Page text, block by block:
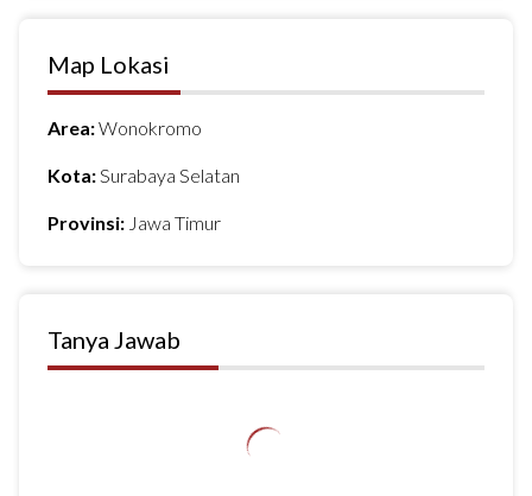
Map Lokasi
Area:Wonokromo
Kota:Surabaya Selatan
Provinsi: Jawa Timur
Tanya Jawab